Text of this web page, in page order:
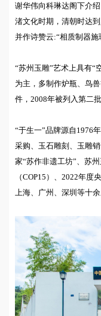
谢华伟向科琳达阁下介
渚文化时期，清朝时达
并作诗赞云:“相质制器
“苏州玉雕”艺术上具有“
为主，多制作炉瓶、鸟
件，2008年被列入第二
“于生一”品牌源自1976
采购、玉石雕刻、玉雕
家“苏作非遗工坊”、苏
（COP15）、2022年度
上海、广州、深圳等十